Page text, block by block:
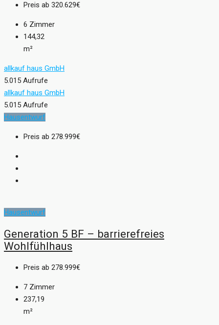
Preis ab 320.629€
6 Zimmer
144,32
m²
allkauf haus GmbH
5.015 Aufrufe
allkauf haus GmbH
5.015 Aufrufe
Hausentwurf
Preis ab 278.999€
Hausentwurf
Generation 5 BF – barrierefreies
Wohlfühlhaus
Preis ab 278.999€
7 Zimmer
237,19
m²